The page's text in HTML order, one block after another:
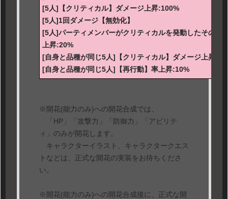
[5人]【クリティカル】ダメージ上昇:100%
[5人]1回ダメージ【無効化】
[5人]パーティメンバーがクリティカルを発動したそのタ
上昇:20%
[自身と品種が同じ5人]【クリティカル】ダメージ上昇
[自身と品種が同じ5人]【再行動】率上昇:10%
※開花(能力のみ)への開花合成では、
「HP」「攻撃力」「防御力」「アビリテ
ィ」のみが開花します。
キャラクターイラスト、キャラクタークエス
トなどは、正式な開花の実装をお待ちくださ
い。
※開花(能力のみ)への開花合成後に、正式な開